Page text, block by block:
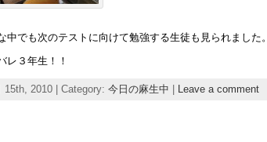
中でも次のテストに向けて勉強する生徒も見られました。
レ３年生！！
15th, 2010 | Category: 今日の麻生中 Leave a comment